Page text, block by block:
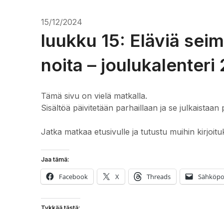
15/12/2024
luukku 15: Eläviä
noita – joulukalenteri
Tämä sivu on vielä matkalla.
Sisältöä päivitetään parhaillaan ja se julkaistaan
Jatka matkaa etusivulle ja tutustu muihin
Jaa tämä:
Facebook X Threads